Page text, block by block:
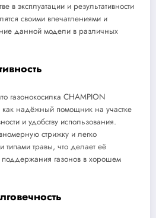
в эксплуатации и результативности
своими впечатлениями и
данной модели в различных
газонокосилка CHAMPION
надёжный помощник на участке
и удобству использования.
стрижку и легко
типами травы, что делает её
газонов в хорошем